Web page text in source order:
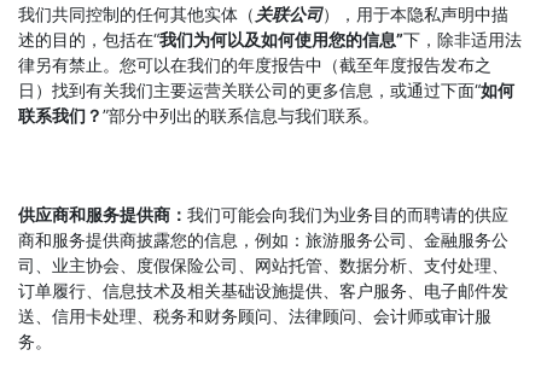
我们共同控制的任何其他实体（ 关联公司），用于本隐私声明中描
述的目的，包括在“我们为何以及如何使用您的信息”下，除非适用法
律另有禁止。您可以在我们的年度报告中（截至年度报告发布之
日）找到有关我们主要运营关联公司的更多信息，或通过下面“如何
联系我们？”部分中列出的联系信息与我们联系。
供应商和服务提供商： 我们可能会向我们为业务目的而聘请的供应
商和服务提供商披露您的信息，例如：旅游服务公司、金融服务公
司、业主协会、度假保险公司、网站托管、数据分析、支付处理、
订单履行、信息技术及相关基础设施提供、客户服务、电子邮件发
送、信用卡处理、税务和财务顾问、法律顾问、会计师或审计服
务。